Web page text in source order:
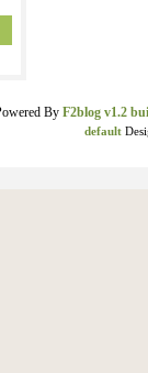
By F2blog v1.2
default